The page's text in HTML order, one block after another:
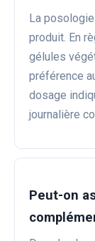
La
produit. En
gélules
préférence
dosage
journalière
Peut-on